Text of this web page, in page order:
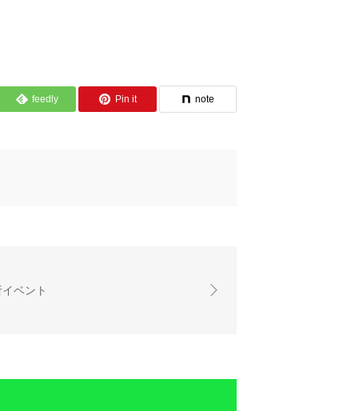
feedly Pin it note
ベント